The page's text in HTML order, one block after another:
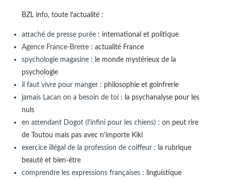
BZL info, toute l'actualité :
attaché de presse purée: international et politique
Agence France-Brette: actualité France
spychologie magasine: le monde mystérieux de la
psychologie
il faut vivre pour manger: philosophie et goinfrerie
jamais Lacan on a besoin de toi: la psychanalyse pour les
nuls
en attendant Dogot (l'infini pour les chiens): on peut rire
de Toutou mais pas avec n'importe Kiki
exercice illégal de la profession de coiffeur: la rubrique
beauté et bien-être
comprendre les expressions françaises: linguistique